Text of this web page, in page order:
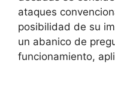
ataques
posibilidad de su
un abanico de
funcionamiento,